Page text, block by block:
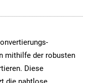
mithilfe der robusten
Diese